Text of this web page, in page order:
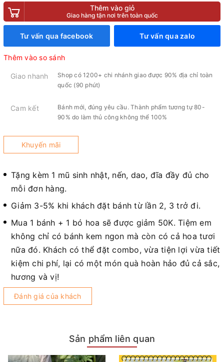
Thêm vào giỏ
Giao hàng tận nơi trên toàn quốc
Tư vấn qua facebook Tư vấn qua zalo
Thêm vào so sánh
Giao nhanh
Shop có 1200+ chi nhánh giao được 90% địa chỉ toàn
quốc (90 phút)
Cam kết
Bánh mới, đúng yêu cầu. Thành phẩm tương tự 80-
90% do làm thủ công không thể 100%
Khuyến mãi
Tặng kèm 1 mũ sinh nhật, nến, dao, đĩa đầy đủ cho
mỗi đơn hàng.
Giảm 3-5% khi khách đặt bánh từ lần 2, 3 trở đi.
Mua 1 bánh + 1 bó hoa sẽ được giảm 50K. Tiệm em
không chỉ có bánh kem ngon mà còn có cả hoa tươi
nữa đó. Khách có thể đặt combo, vừa tiện lợi vừa tiết
kiệm chi phí, lại có một món quà hoàn hảo đủ cả sắc,
hương và vị!
Đánh giá của khách
Sản phẩm liên quan